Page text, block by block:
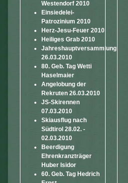
Westendorf 2010
Einsiedelei-
Patrozinium 2010
Herz-Jesu-Feuer 2010
Heiliges Grab 2010
Jahreshauptversammlung
26.03.2010
80. Geb. Tag Wetti
Haselmaier
Angelobung der
Rekruten 26.03.2010
JS-Skirennen
07.03.2010
Skiausflug nach
Südtirol 28.02. -
02.03.2010
Beerdigung
Ehrenkranzträger
Huber Isidor
60. Geb. Tag Hedrich